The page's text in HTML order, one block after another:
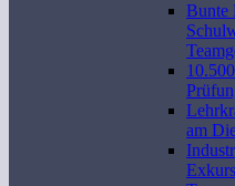
Bunte
am